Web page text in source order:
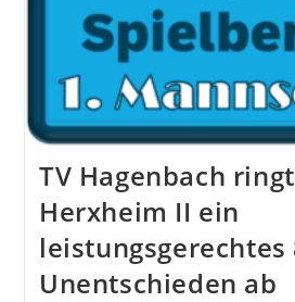
TV Hagenbach
Herxheim II ein
leistungsgerechtes
Unentschieden ab